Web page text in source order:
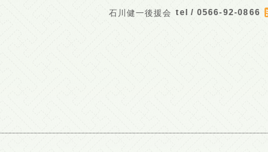
石川健一後援会 tel / 0566-92-0866